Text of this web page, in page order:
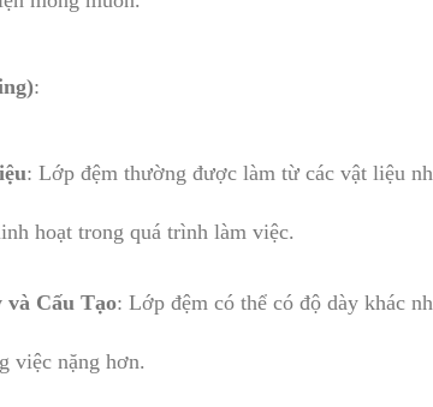
:
: Lớp đệm thường được làm từ các vật liệu
hoạt trong quá trình làm việc.
và Cấu Tạo: Lớp đệm có thể có độ dày khác
việc nặng hơn.